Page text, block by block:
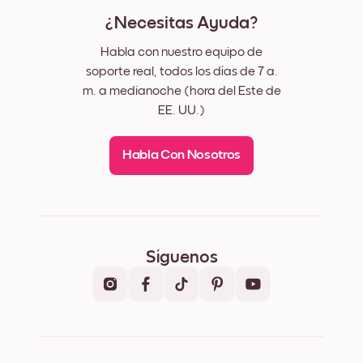
¿Necesitas Ayuda?
Habla con nuestro equipo de
soporte real, todos los días de 7 a.
m. a medianoche (hora del Este de
EE. UU.)
Habla Con Nosotros
Síguenos